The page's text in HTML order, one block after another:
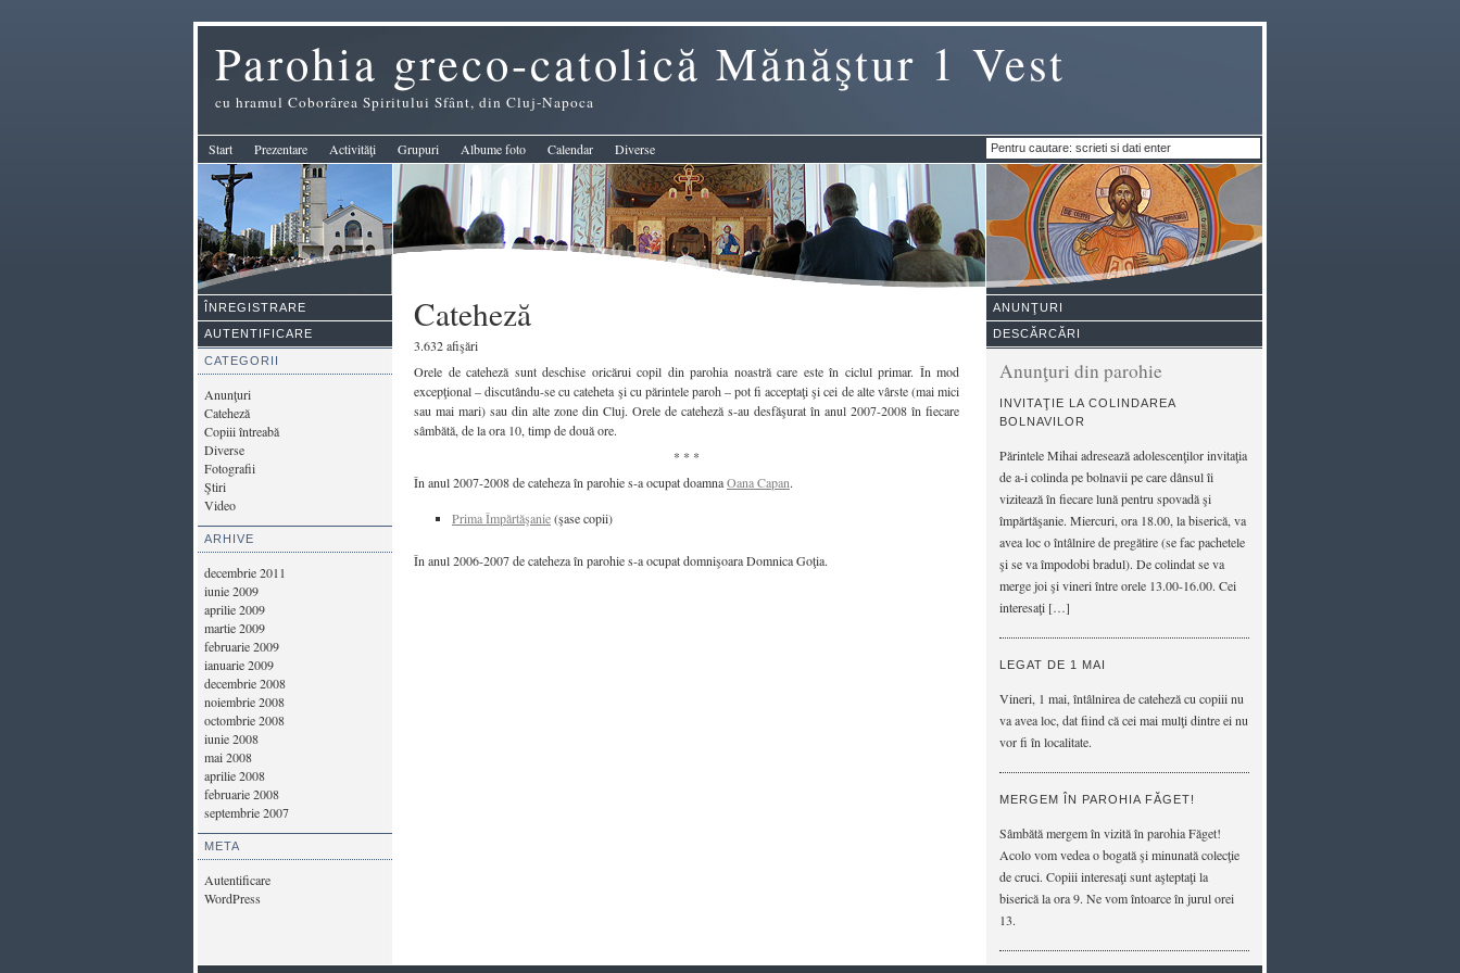
Parohia greco-catolică Mănăştur 1 Vest
cu hramul Coborârea Spiritului Sfânt, din Cluj-Napoca
Start Prezentare Activităţi Grupuri Albume foto Calendar Diverse
ÎNREGISTRARE
AUTENTIFICARE
CATEGORII
Anunţuri
Cateheză
Copiii întreabă
Diverse
Fotografii
Ştiri
Video
ARHIVE
decembrie 2011
iunie 2009
aprilie 2009
martie 2009
februarie 2009
ianuarie 2009
decembrie 2008
noiembrie 2008
octombrie 2008
iunie 2008
mai 2008
aprilie 2008
februarie 2008
septembrie 2007
META
Autentificare
WordPress
Cateheză
3.632 afişări
Orele de cateheză sunt deschise oricărui copil din parohia noastră care este în ciclul primar. În mod
excepţional – discutându-se cu cateheta şi cu părintele paroh – pot fi acceptaţi şi cei de alte vârste (mai mici
sau mai mari) sau din alte zone din Cluj. Orele de cateheză s-au desfăşurat în anul 2007-2008 în fiecare
sâmbătă, de la ora 10, timp de două ore.
* * *
În anul 2007-2008 de cateheza în parohie s-a ocupat doamnaOana Capan.
Prima Împărtăşanie(şase copii)
În anul 2006-2007 de cateheza în parohie s-a ocupat domnişoara Domnica Goţia.
ANUNŢURI
DESCĂRCĂRI
Anunţuri din parohie
INVITAŢIE LA COLINDAREA
BOLNAVILOR
Părintele Mihai adresează adolescenţilor invitaţia
de a-i colinda pe bolnavii pe care dânsul îi
vizitează în fiecare lună pentru spovadă şi
împărtăşanie. Miercuri, ora 18.00, la biserică, va
avea loc o întâlnire de pregătire (se fac pachetele
şi se va împodobi bradul). De colindat se va
merge joi şi vineri între orele 13.00-16.00. Cei
interesaţi […]
LEGAT DE 1 MAI
Vineri, 1 mai, întâlnirea de cateheză cu copiii nu
va avea loc, dat fiind că cei mai mulţi dintre ei nu
vor fi în localitate.
MERGEM ÎN PAROHIA FĂGET!
Sâmbătă mergem în vizită în parohia Făget!
Acolo vom vedea o bogată şi minunată colecţie
de cruci. Copiii interesaţi sunt aşteptaţi la
biserică la ora 9. Ne vom întoarce în jurul orei
13.